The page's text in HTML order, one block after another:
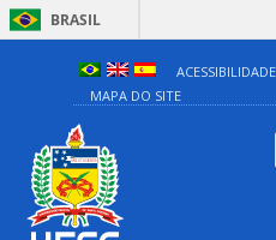
BRASIL
ACESSIBILIDADE
MAPA DO SITE